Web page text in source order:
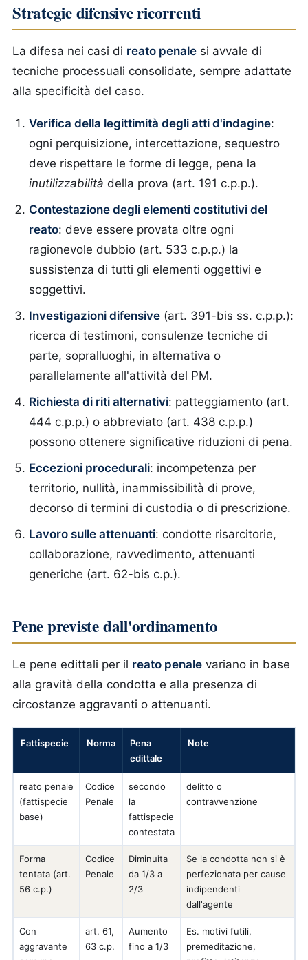
Strategie difensive ricorrenti
La difesa nei casi di reato penale si avvale di
tecniche processuali consolidate, sempre adattate
alla specificità del caso.
Verifica della legittimità degli atti d'indagine:
ogni perquisizione, intercettazione, sequestro
deve rispettare le forme di legge, pena la
inutilizzabilità della prova (art. 191 c.p.p.).
Contestazione degli elementi costitutivi del
reato: deve essere provata oltre ogni
ragionevole dubbio (art. 533 c.p.p.) la
sussistenza di tutti gli elementi oggettivi e
soggettivi.
Investigazioni difensive (art. 391-bis ss. c.p.p.):
ricerca di testimoni, consulenze tecniche di
parte, sopralluoghi, in alternativa o
parallelamente all'attività del PM.
Richiesta di riti alternativi: patteggiamento (art.
444 c.p.p.) o abbreviato (art. 438 c.p.p.)
possono ottenere significative riduzioni di pena.
Eccezioni procedurali: incompetenza per
territorio, nullità, inammissibilità di prove,
decorso di termini di custodia o di prescrizione.
Lavoro sulle attenuanti: condotte risarcitorie,
collaborazione, ravvedimento, attenuanti
generiche (art. 62-bis c.p.).
Pene previste dall'ordinamento
Le pene edittali per il reato penale variano in base
alla gravità della condotta e alla presenza di
circostanze aggravanti o attenuanti.
Fattispecie Norma
Pena
edittale
Note
reato penale
(fattispecie
base)
Codice
Penale
secondo
la
fattispecie
contestata
delitto o
contravvenzione
Forma
tentata (art.
56 c.p.)
Codice
Penale
Diminuita
da 1/3 a
2/3
Se la condotta non si è
perfezionata per cause
indipendenti
dall'agente
Con
aggravante
art. 61,
63 c.p.
Aumento
fino a 1/3
Es. motivi futili,
premeditazione,